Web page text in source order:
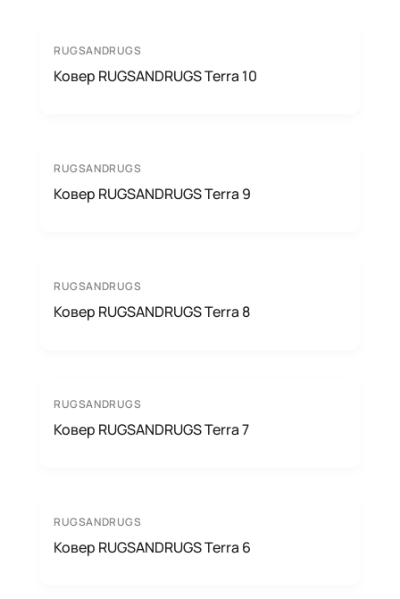
RUGSANDRUGS
Ковер RUGSANDRUGS Terra 10
RUGSANDRUGS
Ковер RUGSANDRUGS Terra 9
RUGSANDRUGS
Ковер RUGSANDRUGS Terra 8
RUGSANDRUGS
Ковер RUGSANDRUGS Terra 7
RUGSANDRUGS
Ковер RUGSANDRUGS Terra 6